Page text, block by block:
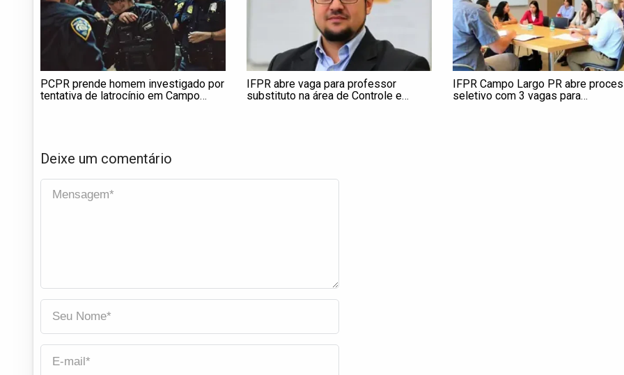
PCPR prende homem investigado por
tentativa de latrocínio em Campo
IFPR abre vaga para professor
substituto na área de Controle e
IFPR Campo Largo PR abre
seletivo com 3 vagas para
Deixe um comentário